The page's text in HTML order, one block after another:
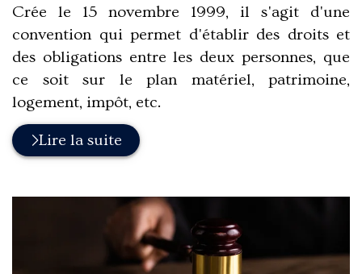
Crée le 15 novembre 1999, il s'agit d'une
convention qui permet d'établir des droits et
des obligations entre les deux personnes, que
ce soit sur le plan matériel, patrimoine,
logement, impôt, etc.
Lire la suite